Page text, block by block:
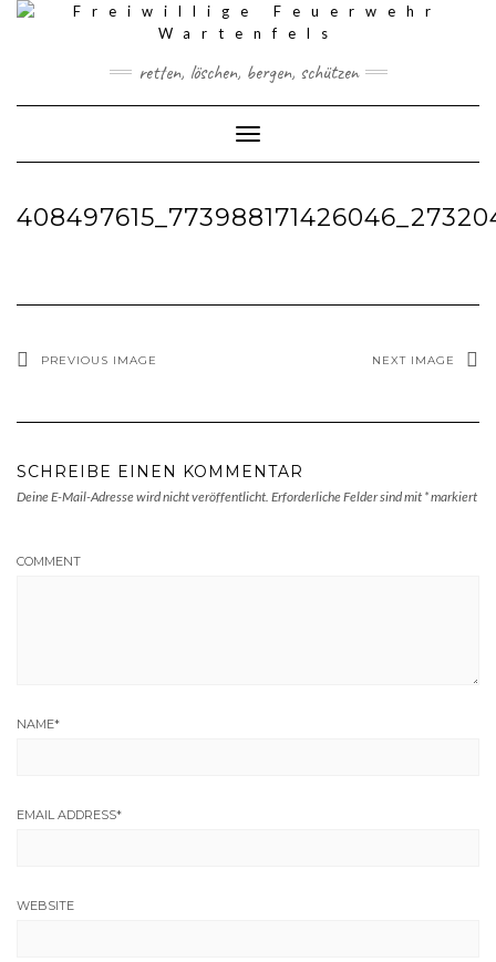
Skip
retten, löschen, bergen, schützen
Toggle Navigation
PREVIOUS IMAGE NEXT IMAGE
SCHREIBE EINEN KOMMENTAR
Deine E-Mail-Adresse wird nicht veröffentlicht. Erforderliche Felder sind mit *markiert
COMMENT
NAME*
EMAIL ADDRESS*
WEBSITE